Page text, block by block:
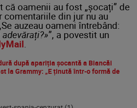
că oamenii au fost „șocați” de
comentariile din jur nu au
auzeau oameni întrebând:
”, a povestit un
.
după apariția șocantă a Biancăi
la Grammy: „E ținută într-o formă de